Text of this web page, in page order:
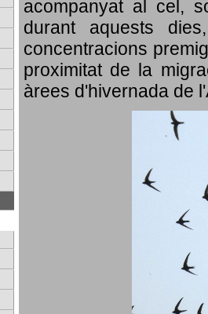
acompanyat al cel,
durant aquests
concentracions
proximitat de la
àrees d'hivernada de